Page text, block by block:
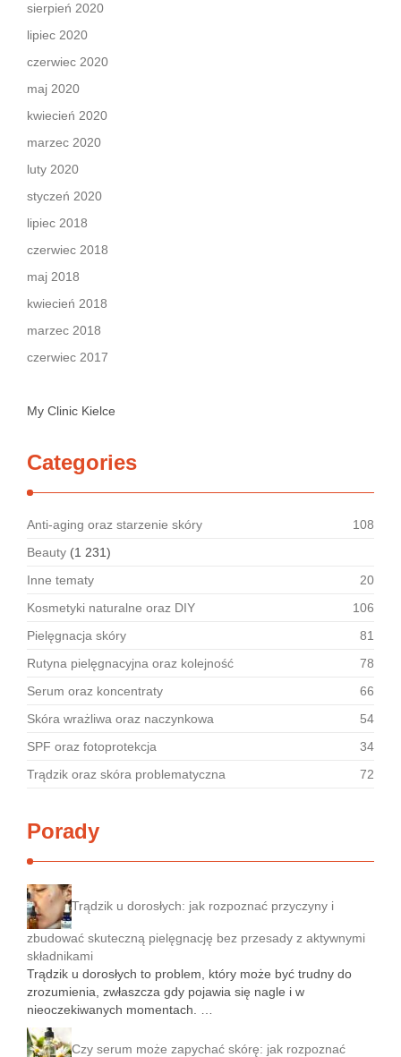
sierpień 2020
lipiec 2020
czerwiec 2020
maj 2020
kwiecień 2020
marzec 2020
luty 2020
styczeń 2020
lipiec 2018
czerwiec 2018
maj 2018
kwiecień 2018
marzec 2018
czerwiec 2017
My Clinic Kielce
Categories
Anti-aging oraz starzenie skóry
108
Beauty (1 231)
Inne tematy
20
Kosmetyki naturalne oraz DIY
106
Pielęgnacja skóry
81
Rutyna pielęgnacyjna oraz kolejność
78
Serum oraz koncentraty
66
Skóra wrażliwa oraz naczynkowa
54
SPF oraz fotoprotekcja
34
Trądzik oraz skóra problematyczna
72
Porady
Trądzik u dorosłych: jak rozpoznać przyczyny i
zbudować skuteczną pielęgnację bez przesady z aktywnymi
składnikami
Trądzik u dorosłych to problem, który może być trudny do
zrozumienia, zwłaszcza gdy pojawia się nagle i w
nieoczekiwanych momentach. …
Czy serum może zapychać skórę: jak rozpoznać